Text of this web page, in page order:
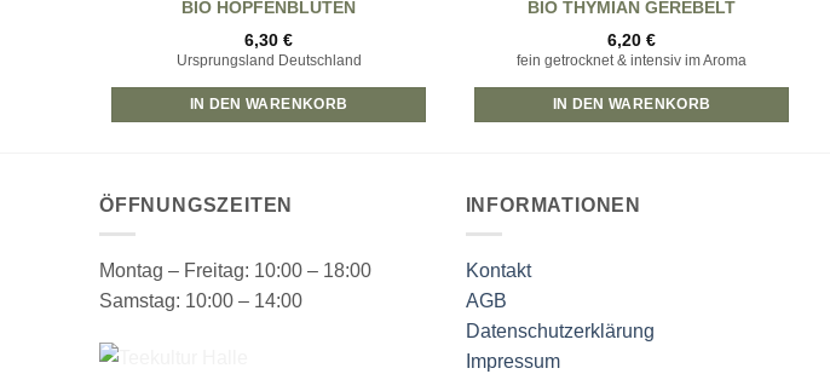
BIO HOPFENBLÜTEN
6,30 €
Ursprungsland Deutschland
IN DEN WARENKORB
BIO THYMIAN GEREBELT
6,20 €
fein getrocknet & intensiv im Aroma
IN DEN WARENKORB
ÖFFNUNGSZEITEN
Montag – Freitag: 10:00 – 18:00
Samstag: 10:00 – 14:00
INFORMATIONEN
Kontakt
AGB
Datenschutzerklärung
Impressum